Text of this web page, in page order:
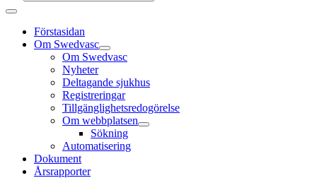
Förstasidan
Om Swedvasc
Om Swedvasc
Nyheter
Deltagande sjukhus
Registreringar
Tillgänglighetsredogörelse
Om webbplatsen
Sökning
Automatisering
Dokument
Årsrapporter